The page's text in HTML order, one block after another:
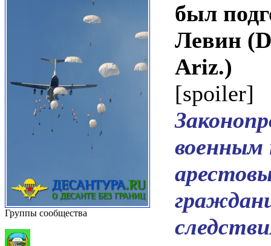
Группы сообщества
был
Левин
Ariz.)
[spoiler]
военным